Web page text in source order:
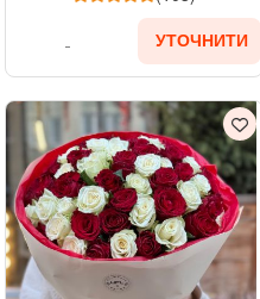
УТОЧНИТИ